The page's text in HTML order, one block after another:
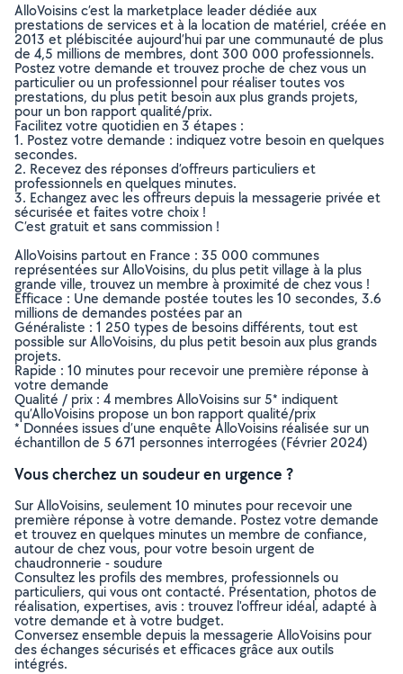
AlloVoisins c’est la marketplace leader dédiée aux
prestations de services et à la location de matériel, créée en
2013 et plébiscitée aujourd’hui par une communauté de plus
de 4,5 millions de membres, dont 300 000 professionnels.
Postez votre demande et trouvez proche de chez vous un
particulier ou un professionnel pour réaliser toutes vos
prestations, du plus petit besoin aux plus grands projets,
pour un bon rapport qualité/prix.
Facilitez votre quotidien en 3 étapes :
1. Postez votre demande : indiquez votre besoin en quelques
secondes.
2. Recevez des réponses d’offreurs particuliers et
professionnels en quelques minutes.
3. Echangez avec les offreurs depuis la messagerie privée et
sécurisée et faites votre choix !
C’est gratuit et sans commission !
AlloVoisins partout en France : 35 000 communes
représentées sur AlloVoisins, du plus petit village à la plus
grande ville, trouvez un membre à proximité de chez vous !
Efficace : Une demande postée toutes les 10 secondes, 3.6
millions de demandes postées par an
Généraliste : 1 250 types de besoins différents, tout est
possible sur AlloVoisins, du plus petit besoin aux plus grands
projets.
Rapide : 10 minutes pour recevoir une première réponse à
votre demande
Qualité / prix : 4 membres AlloVoisins sur 5* indiquent
qu’AlloVoisins propose un bon rapport qualité/prix
* Données issues d’une enquête AlloVoisins réalisée sur un
échantillon de 5 671 personnes interrogées (Février 2024)
Vous cherchez un soudeur en urgence ?
Sur AlloVoisins, seulement 10 minutes pour recevoir une
première réponse à votre demande. Postez votre demande
et trouvez en quelques minutes un membre de confiance,
autour de chez vous, pour votre besoin urgent de
chaudronnerie - soudure
Consultez les profils des membres, professionnels ou
particuliers, qui vous ont contacté. Présentation, photos de
réalisation, expertises, avis : trouvez l'offreur idéal, adapté à
votre demande et à votre budget.
Conversez ensemble depuis la messagerie AlloVoisins pour
des échanges sécurisés et efficaces grâce aux outils
intégrés.